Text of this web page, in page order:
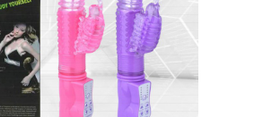
điệu cá nhân hóa